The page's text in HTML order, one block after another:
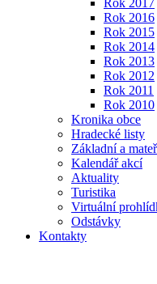
Rok 2017
Rok 2016
Rok 2015
Rok 2014
Rok 2013
Rok 2012
Rok 2011
Rok 2010
Kronika obce
Hradecké listy
Základní a
Kalendář akcí
Aktuality
Turistika
Virtuální
Odstávky
Kontakty